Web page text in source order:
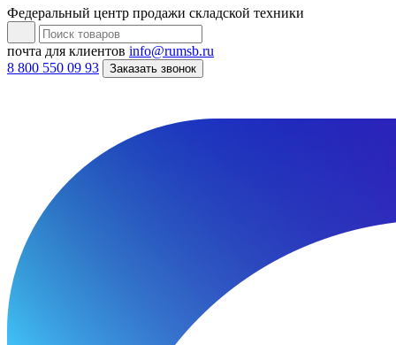
Федеральный центр продажи складской техники
почта для клиентов info@rumsb.ru
8 800 550 09 93
Заказать звонок